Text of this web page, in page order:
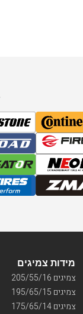
מידות צמיגים
צמיגים 205/55/16
צמיגים 195/65/15
צמיגים 175/65/14